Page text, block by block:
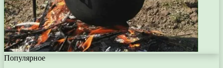
Популярное